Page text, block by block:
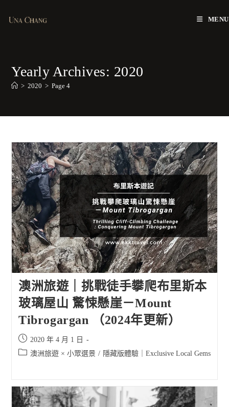
MENU
Yearly Archives: 2020
> 2020 > Page 4
澳洲旅遊｜挑戰徒手攀爬布里斯本
玻璃屋山 驚悚懸崖－Mount
Tibrogargan （2024年更新）
Post
published:
2020 年 4 月 1 日
Post 澳洲旅遊 × 小眾選景 / 隱藏版體驗｜Exclusive Local Gems